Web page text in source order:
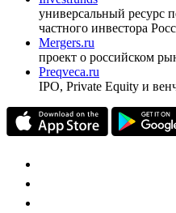
универсальный ресурс
частного инвестора
Mergers.ru
проект о российском
Preqveca.ru
IPO, Private Equity и